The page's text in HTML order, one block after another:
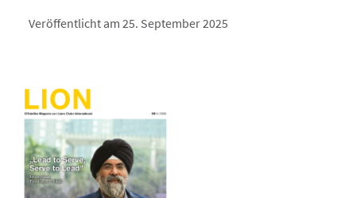
Veröffentlicht am 25. September 2025